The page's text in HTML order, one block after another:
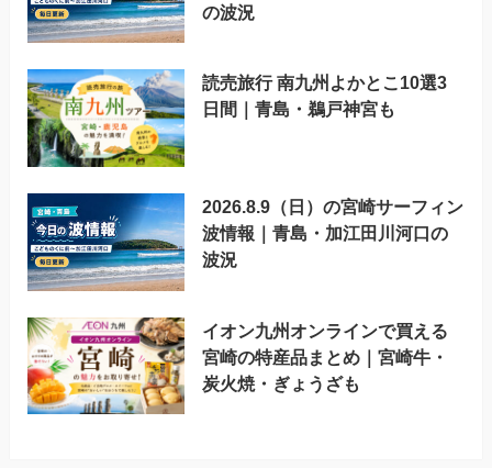
の波況
読売旅行 南九州よかとこ10選3
日間｜青島・鵜戸神宮も
2026.8.9（日）の宮崎サーフィン
波情報｜青島・加江田川河口の
波況
イオン九州オンラインで買える
宮崎の特産品まとめ｜宮崎牛・
炭火焼・ぎょうざも